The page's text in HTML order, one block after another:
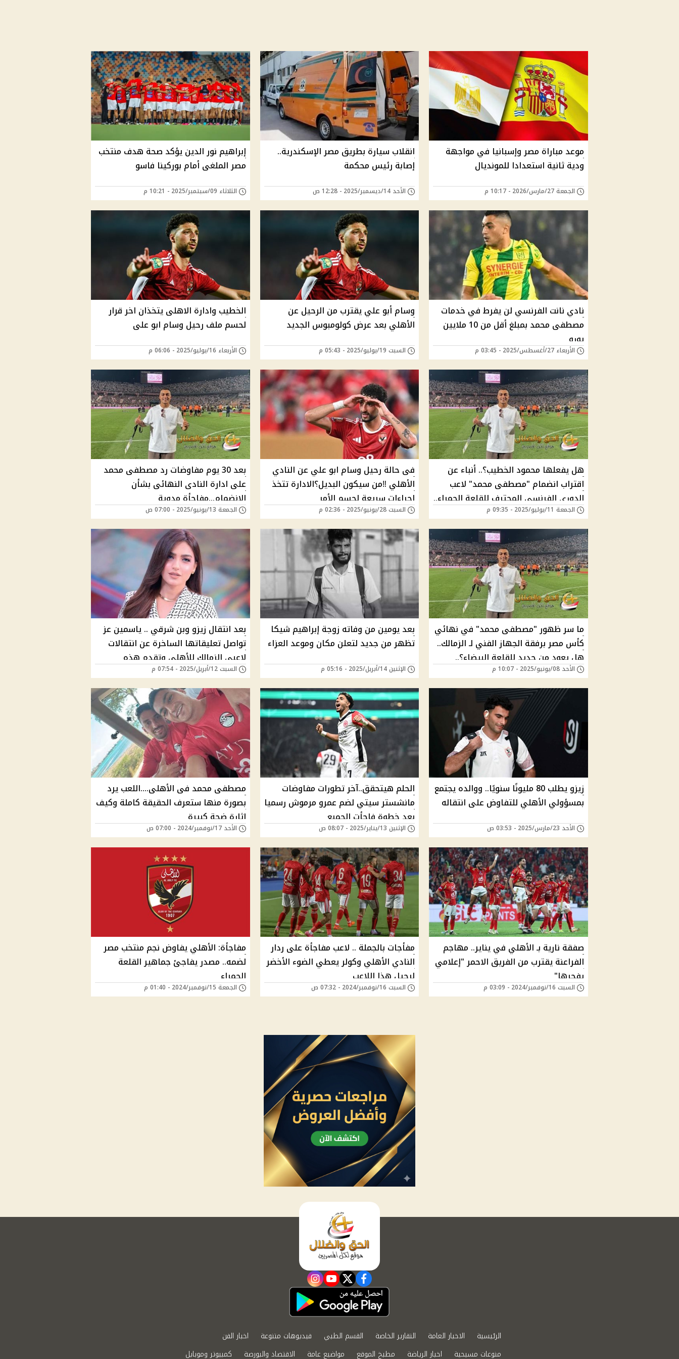
موعد مباراة مصر وإسبانيا في مواجهة
ودية ثانية استعدادا للمونديال
الجمعة 27/مارس/2026 - 10:17 م
انقلاب سيارة بطريق مصر الإسكندرية..
إصابة رئيس محكمة
الأحد 14/ديسمبر/2025 - 12:28 ص
إبراهيم نور الدين يؤكد صحة هدف منتخب
مصر الملغى أمام بوركينا فاسو
الثلاثاء 09/سبتمبر/2025 - 10:21 م
نادي نانت الفرنسي لن يفرط في خدمات
مصطفى محمد بمبلغ أقل من 10 ملايين
يورو
الأربعاء 27/أغسطس/2025 - 03:45 م
وسام أبو علي يقترب من الرحيل عن
الأهلي بعد عرض كولومبوس الجديد
السبت 19/يوليو/2025 - 05:43 م
الخطيب وادارة الاهلى يتخذان اخر قرار
لحسم ملف رحيل وسام ابو على
الأربعاء 16/يوليو/2025 - 06:06 م
هل يفعلها محمود الخطيب؟.. أنباء عن
اقتراب انضمام "مصطفى محمد" لاعب
الدوري الفرنسي المحترف للقلعة الحمراء..
اعرف التفاصيل
الجمعة 11/يوليو/2025 - 09:35 م
فى حالة رحيل وسام ابو علي عن النادي
الأهلي ‼️من سيكون البديل؟الادارة تتخذ
اجراءات سريعة لحسم الأمر
السبت 28/يونيو/2025 - 02:36 م
بعد 30 يوم مفاوضات رد مصطفى محمد
على ادارة النادى النهائى بشأن
الانضمام...مفاجأة مدوية
الجمعة 13/يونيو/2025 - 07:00 ص
ما سر ظهور "مصطفى محمد" في نهائي
كأس مصر برفقة الجهاز الفني لـ الزمالك..
هل يعود من جديد للقلعة البيضاء؟..
تفاصيل تقلب الموازين!
الأحد 08/يونيو/2025 - 10:07 م
بعد يومين من وفاته زوجة إبراهيم شيكا
تظهر من جديد لتعلن مكان وموعد العزاء
الإثنين 14/أبريل/2025 - 05:16 م
بعد انتقال زيزو وبن شرقي .. ياسمين عز
تواصل تعليقاتها الساخرة عن انتقالات
لاعبي الزمالك للأهلي وتقدم هذه
النصائح لزوجات الزملكاوية | ماذا قالت؟
السبت 12/أبريل/2025 - 07:54 م
زيزو يطلب 80 مليونًا سنويًا.. ووالده يجتمع
بمسؤولي الأهلي للتفاوض على انتقاله
الأحد 23/مارس/2025 - 03:53 ص
الحلم هيتحقق..آخر تطورات مفاوضات
مانشستر سيتي لضم عمرو مرموش رسميا
بعد خطوة فاجأت الجميع
الإثنين 13/يناير/2025 - 08:07 ص
مصطفى محمد فى الأهلى....اللعب يرد
بصورة منها ستعرف الحقيقة كاملة وكيف
إثارة ضجة كبيرة
الأحد 17/نوفمبر/2024 - 07:00 ص
صفقة نارية بـ الأهلي في يناير.. مهاجم
الفراعنة يقترب من الفريق الاحمر "إعلامي
يفجرها"
السبت 16/نوفمبر/2024 - 03:09 م
مفأجات بالجملة .. لاعب مفاجأة على ردار
النادي الأهلي وكولر يعطي الضوء الأخضر
لرحيل هذا اللاعب
السبت 16/نوفمبر/2024 - 07:32 ص
مفاجأة: الأهلي يفاوض نجم منتخب مصر
لضمه.. مصدر يفاجئ جماهير القلعة
الحمراء
الجمعة 15/نوفمبر/2024 - 01:40 م
facebook
twitter
youtube
instagram
الرئيسية الاخبار العامة التقارير الخاصة القسم الطبي فيديوهات متنوعة
اخبار الفن
منوعات مسيحية
اخبار الرياضة مطبخ الموقع مواضيع عامة الاقتصاد والبورصة كمبيوتر وموبايل